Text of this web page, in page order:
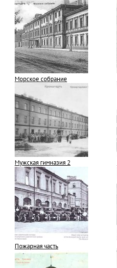
Морское собрание
Мужская гимназия 2
Пожарная часть